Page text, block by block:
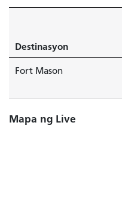
Destinasyon
Fort Mason
Mapa ng Live